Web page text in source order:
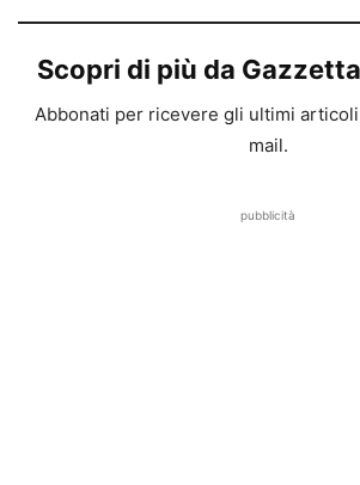
Scopri di più da
Abbonati per ricevere gli ultimi
mail.
pubblicità